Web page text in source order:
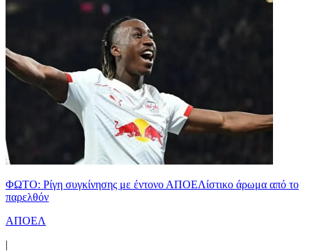
ΦΩΤΟ: Ρίγη συγκίνησης με έντονο ΑΠΟΕΛίστικο άρωμα από το
παρελθόν
ΑΠΟΕΛ
|